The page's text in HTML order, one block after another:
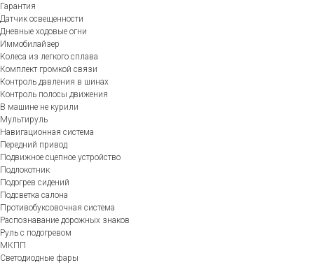
Гарантия
Датчик освещенности
Дневные ходовые огни
Иммобилайзер
Колеса из легкого сплава
Комплект громкой связи
Контроль давления в шинах
Контроль полосы движения
В машине не курили
Мультируль
Навигационная система
Передний привод
Подвижное сцепное устройство
Подлокотник
Подогрев сидений
Подсветка салона
Противобуксовочная система
Распознавание дорожных знаков
Руль с подогревом
МКПП
Светодиодные фары